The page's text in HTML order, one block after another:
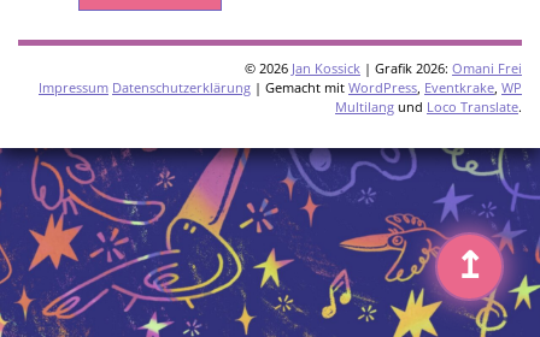
© 2026 Jan Kossick | Grafik 2026: Omani Frei
Impressum Datenschutzerklärung | Gemacht mit WordPress, Eventkrake, WP
Multilang und Loco Translate.
↥